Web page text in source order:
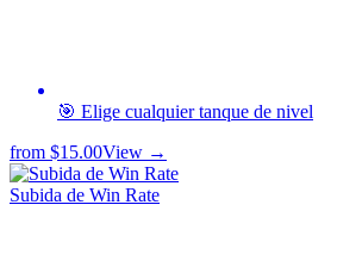
🎯 Elige cualquier tanque de nivel
from $15.00View →
Subida de Win Rate